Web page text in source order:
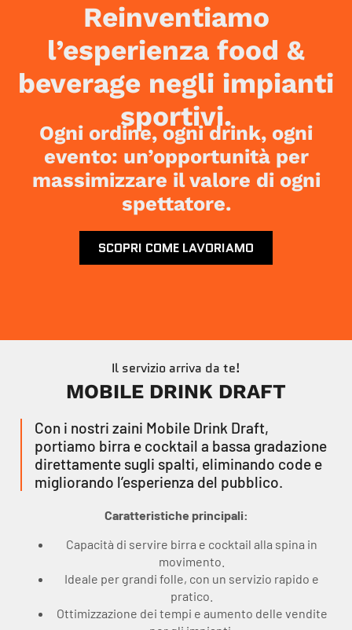
Reinventiamo
l’esperienza food &
beverage negli impianti
sportivi.
Ogni ordine, ogni drink, ogni
evento: un’opportunità per
massimizzare il valore di ogni
spettatore.
SCOPRI COME LAVORIAMO
Il servizio arriva da te!
MOBILE DRINK DRAFT
Con i nostri zaini Mobile Drink Draft,
portiamo birra e cocktail a bassa gradazione
direttamente sugli spalti, eliminando code e
migliorando l’esperienza del pubblico.
Caratteristiche principali:
Capacità di servire birra e cocktail alla spina in
movimento.
Ideale per grandi folle, con un servizio rapido e
pratico.
Ottimizzazione dei tempi e aumento delle vendite